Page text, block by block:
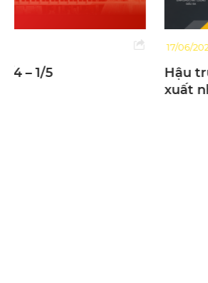
Hậu trường dây chuyền ép